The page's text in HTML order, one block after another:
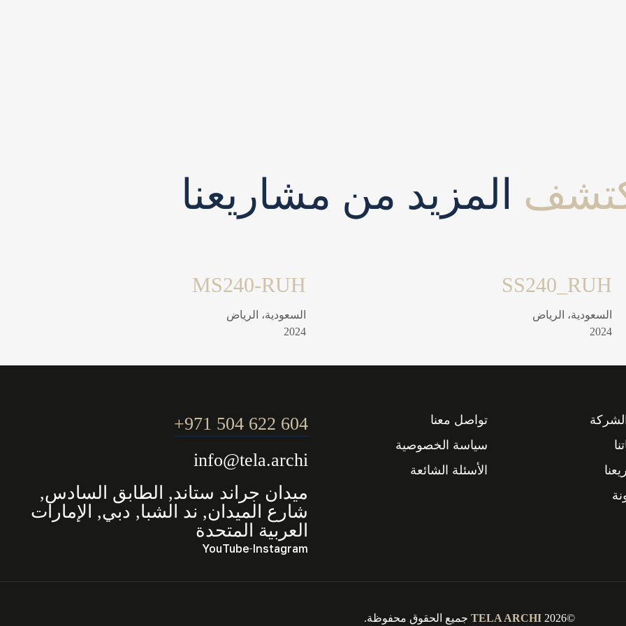
المزيد من مشاريعنا
مشاريع سكنية
SS240_RUH
السعودية، الرياض
2024
مشاريع سكنية
MS240-RUH
السعودية، الرياض
2024
تواصل معنا
سياسة الخصوصية
الأسئلة الشائعة
604 622 504 971+
info@tela.archi
ميدان جراند ستاند, الطابق السادس,
شارع الميدان, ند الشبا, دبي, الإمارات
العربية المتحدة
Instagram
YouTube
©2026
TELA ARCHI جميع الحقوق محفوظة.